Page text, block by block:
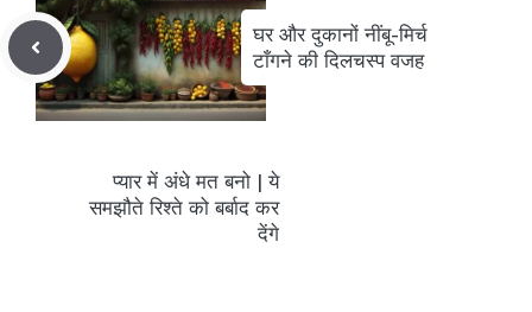
घर और दुकानों नींबू-मिर्च
टाँगने की दिलचस्प वजह
प्यार में अंधे मत बनो | ये
समझौते रिश्ते को बर्बाद कर
देंगे